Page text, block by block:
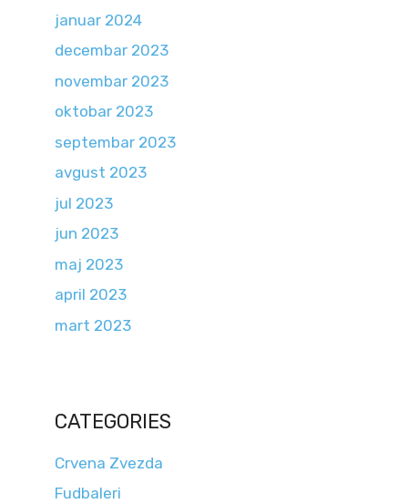
januar 2024
decembar 2023
novembar 2023
oktobar 2023
septembar 2023
avgust 2023
jul 2023
jun 2023
maj 2023
april 2023
mart 2023
CATEGORIES
Crvena Zvezda
Fudbaleri